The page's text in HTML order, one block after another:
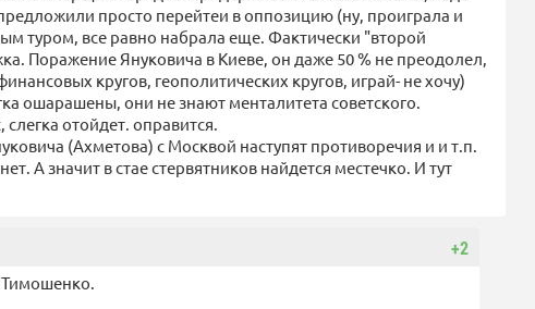
просто перейтеи в оппозицию (ну, проиграла и
туром, все равно набрала еще. Фактически "второй
Поражение Януковича в Киеве, он даже 50 % не преодолел,
кругов, геополитических кругов, играй- не хочу)
ошарашены, они не знают менталитета советского.
отойдет. оправится.
(Ахметова) с Москвой наступят противоречия и и т.п.
А значит в стае стервятников найдется местечко. И тут
+2